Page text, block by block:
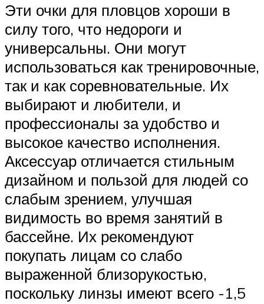
Эти очки для пловцов хороши в
силу того, что недороги и
универсальны. Они могут
использоваться как тренировочные,
так и как соревновательные. Их
выбирают и любители, и
профессионалы за удобство и
высокое качество исполнения.
Аксессуар отличается стильным
дизайном и пользой для людей со
слабым зрением, улучшая
видимость во время занятий в
бассейне. Их рекомендуют
покупать лицам со слабо
выраженной близорукостью,
поскольку линзы имеют всего -1,5